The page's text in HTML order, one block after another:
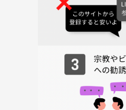
ベントです。新しい週末の楽し
さんのご参加を心よりお待ちし